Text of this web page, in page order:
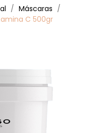
Máscaras
C 500gr